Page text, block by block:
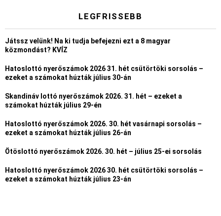
LEGFRISSEBB
Játssz velünk! Na ki tudja befejezni ezt a 8 magyar
közmondást? KVÍZ
Hatoslottó nyerőszámok 2026 31. hét csütörtöki sorsolás –
ezeket a számokat húzták július 30-án
Skandináv lottó nyerőszámok 2026. 31. hét – ezeket a
számokat húzták július 29-én
Hatoslottó nyerőszámok 2026. 30. hét vasárnapi sorsolás –
ezeket a számokat húzták július 26-án
Ötöslottó nyerőszámok 2026. 30. hét – július 25-ei sorsolás
Hatoslottó nyerőszámok 2026 30. hét csütörtöki sorsolás –
ezeket a számokat húzták július 23-án